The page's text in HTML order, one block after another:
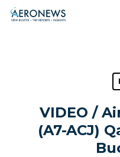
Hit enter to
VIDEO /
(A7-ACJ)